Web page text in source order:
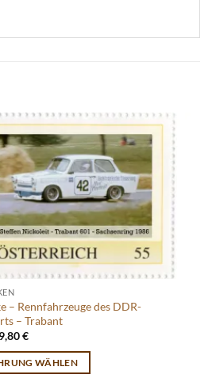
– Rennfahrzeuge des DDR-
– Trabant
€
WÄHLEN